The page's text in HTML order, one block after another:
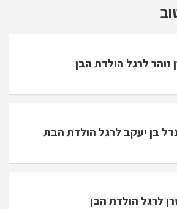
זוהר לרגל הולדת הבן
בן יעקב לרגל הולדת הבת
לרגל הולדת הבן